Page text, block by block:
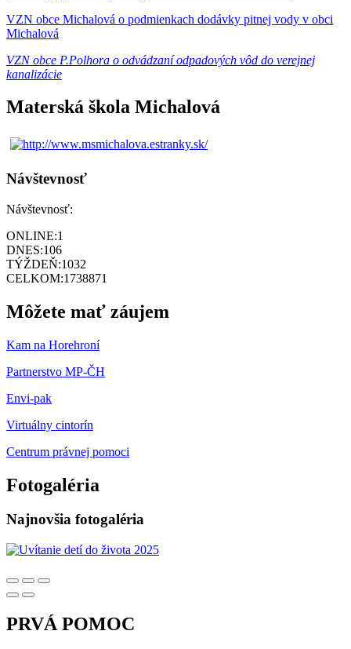
VZN obce Michalová o podmienkach dodávky pitnej vody v obci
Michalová
VZN obce P.Polhora o odvádzaní odpadových vôd do verejnej
kanalizácie
Materská škola Michalová
Návštevnosť
Návštevnosť:
ONLINE:1
DNES:106
TÝŽDEŇ:1032
CELKOM:1738871
Môžete mať záujem
Kam na Horehroní
Partnerstvo MP-ČH
Envi-pak
Virtuálny cintorín
Centrum právnej pomoci
Fotogaléria
Najnovšia fotogaléria
PRVÁ POMOC